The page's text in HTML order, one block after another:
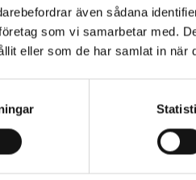
även sådana
som vi samarbetar med.
eller som de har samlat in när